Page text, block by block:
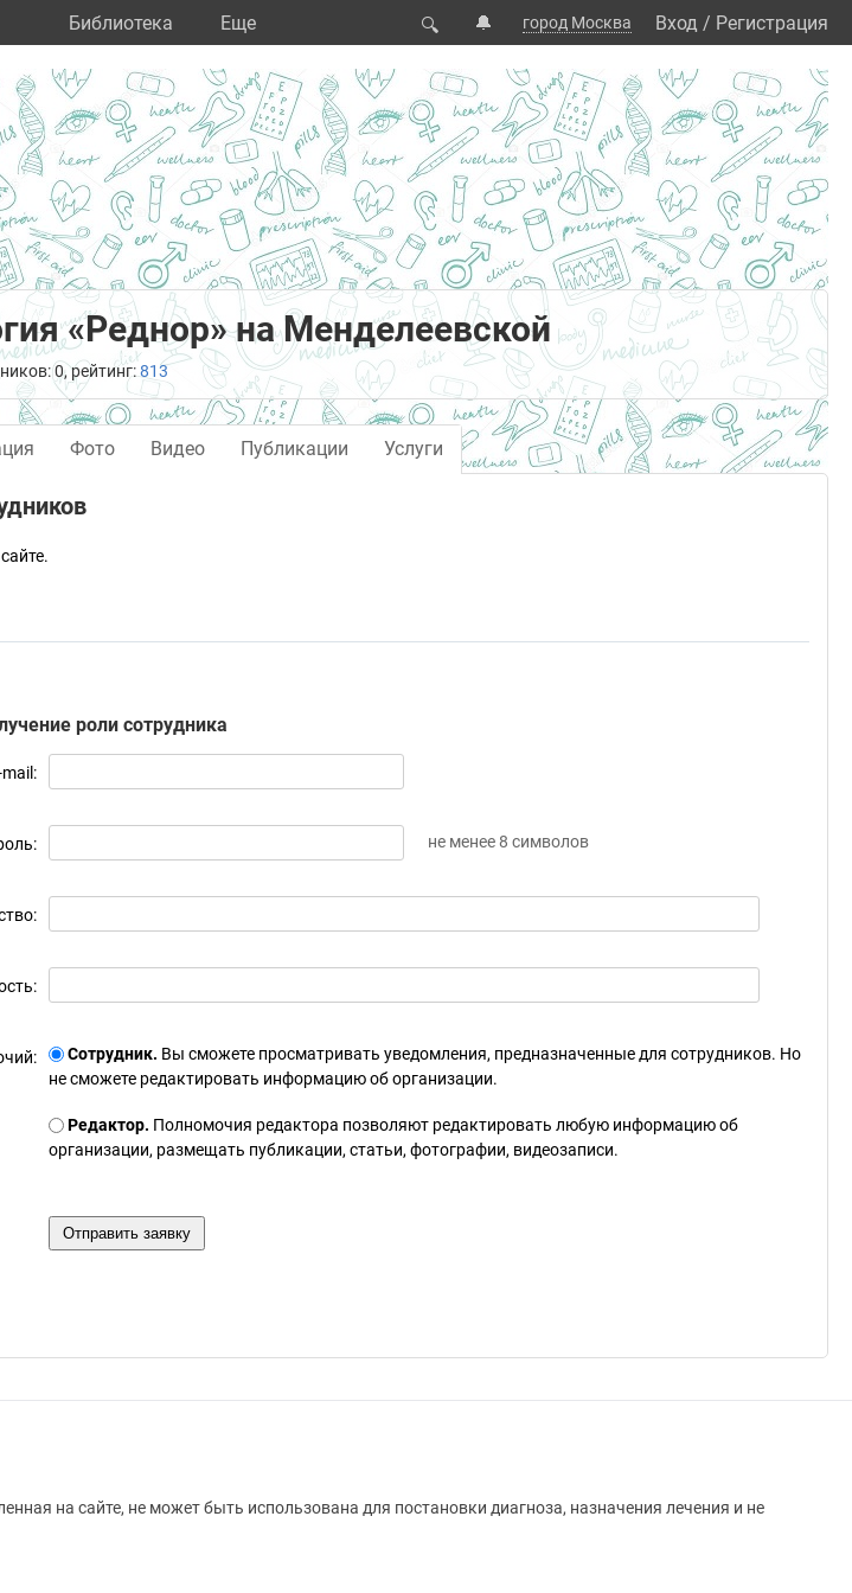
Библиотека Eще 🔍 🔔 город Москва Вход / Регистрация
«Реднор» на Менделеевской
0, рейтинг:813
Фото Видео Публикации Услуги
роли сотрудника
не менее 8 символов
Сотрудник. Вы сможете просматривать уведомления, предназначенные для сотрудников. Но
не сможете редактировать информацию об организации.
Редактор. Полномочия редактора позволяют редактировать любую информацию об
организации, размещать публикации, статьи, фотографии, видеозаписи.
на сайте, не может быть использована для постановки диагноза, назначения лечения и не